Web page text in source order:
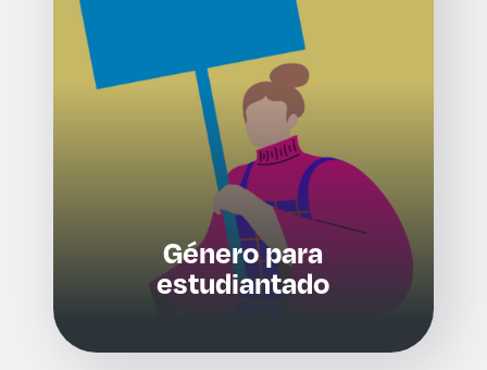
Género para
estudiantado